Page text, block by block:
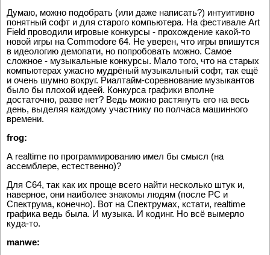
Думаю, можно подобрать (или даже написать?) интуитивно
понятный софт и для старого компьютера. На фестивале Art
Field проводили игровые конкурсы - прохождение какой-то
новой игры на Commodore 64. Не уверен, что игры впишутся
в идеологию демопати, но попробовать можно. Самое
сложное - музыкальные конкурсы. Мало того, что на старых
компьютерах ужасно мудрёный музыкальный софт, так ещё
и очень шумно вокруг. Риалтайм-соревнование музыкантов
было бы плохой идеей. Конкурса графики вполне
достаточно, разве нет? Ведь можно растянуть его на весь
день, выделяя каждому участнику по полчаса машинного
времени.
frog:
А realtime по программированию имел бы смысл (на
ассемблере, естественно)?
Для С64, так как их проще всего найти несколько штук и,
наверное, они наиболее знакомы людям (после PC и
Спектрума, конечно). Вот на Спектрумах, кстати, realtime
графика ведь была. И музыка. И кодинг. Но всё вымерло
куда-то.
manwe: